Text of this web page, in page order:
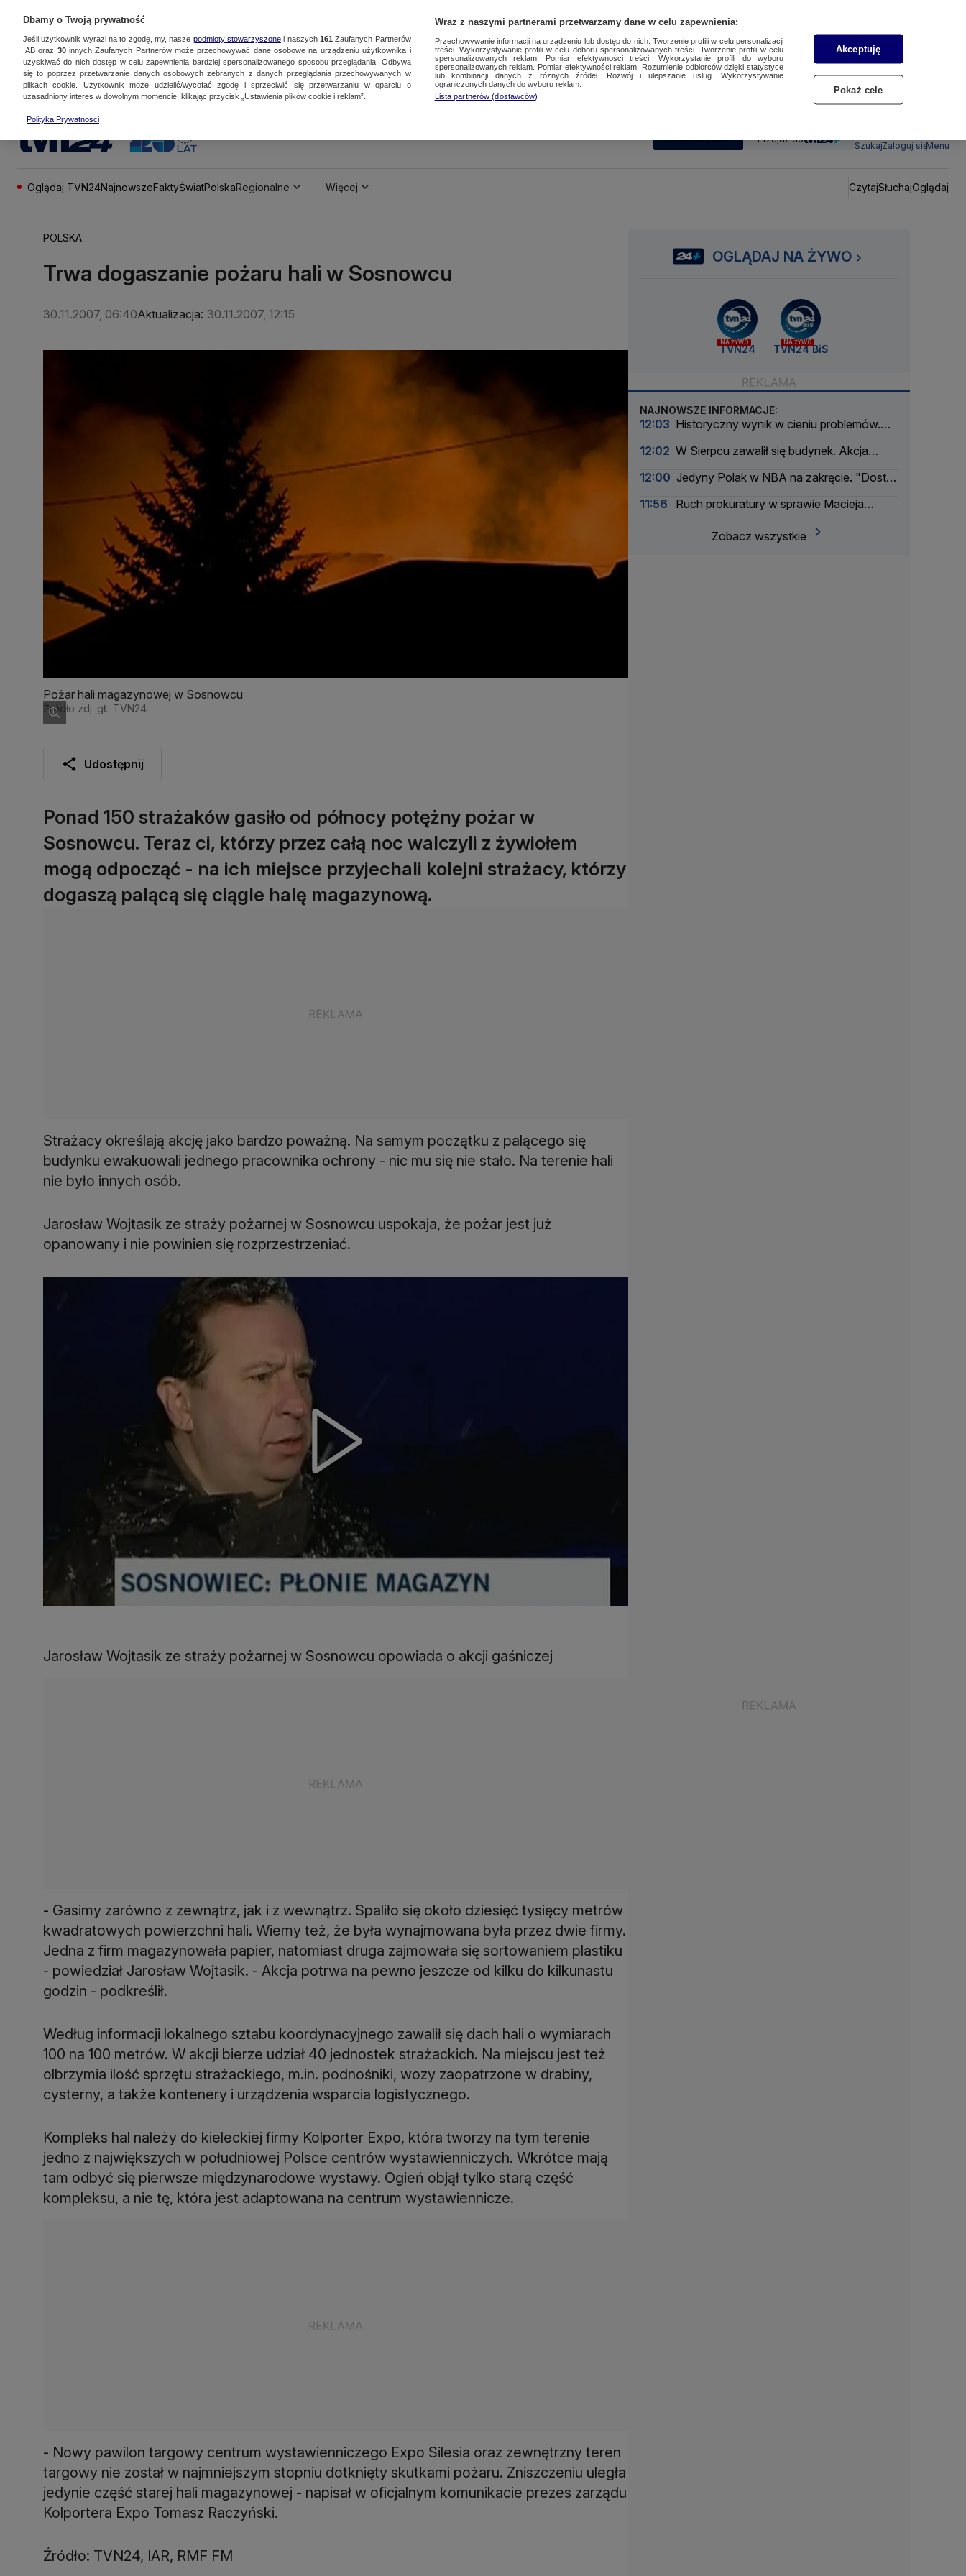
SUBSKRYBUJ Przejdź do
SzukajZaloguj sięMenu
Oglądaj TVN24NajnowszeFaktyŚwiatPolskaRegionalne Więcej CzytajSłuchajOglądaj
POLSKA
Trwa dogaszanie pożaru hali w Sosnowcu
30.11.2007, 06:40Aktualizacja: 30.11.2007, 12:15
Pożar hali magazynowej w Sosnowcu
Źródło zdj. gł.: TVN24
Udostępnij
Ponad 150 strażaków gasiło od północy potężny pożar w
Sosnowcu. Teraz ci, którzy przez całą noc walczyli z żywiołem
mogą odpocząć - na ich miejsce przyjechali kolejni strażacy, którzy
dogaszą palącą się ciągle halę magazynową.
Strażacy określają akcję jako bardzo poważną. Na samym początku z palącego się
budynku ewakuowali jednego pracownika ochrony - nic mu się nie stało. Na terenie hali
nie było innych osób.
Jarosław Wojtasik ze straży pożarnej w Sosnowcu uspokaja, że pożar jest już
opanowany i nie powinien się rozprzestrzeniać.
Jarosław Wojtasik ze straży pożarnej w Sosnowcu opowiada o akcji gaśniczej
- Gasimy zarówno z zewnątrz, jak i z wewnątrz. Spaliło się około dziesięć tysięcy metrów
kwadratowych powierzchni hali. Wiemy też, że była wynajmowana była przez dwie firmy.
Jedna z firm magazynowała papier, natomiast druga zajmowała się sortowaniem plastiku
- powiedział Jarosław Wojtasik. - Akcja potrwa na pewno jeszcze od kilku do kilkunastu
godzin - podkreślił.
Według informacji lokalnego sztabu koordynacyjnego zawalił się dach hali o wymiarach
100 na 100 metrów. W akcji bierze udział 40 jednostek strażackich. Na miejscu jest też
olbrzymia ilość sprzętu strażackiego, m.in. podnośniki, wozy zaopatrzone w drabiny,
cysterny, a także kontenery i urządzenia wsparcia logistycznego.
Kompleks hal należy do kieleckiej firmy Kolporter Expo, która tworzy na tym terenie
jedno z największych w południowej Polsce centrów wystawienniczych. Wkrótce mają
tam odbyć się pierwsze międzynarodowe wystawy. Ogień objął tylko starą część
kompleksu, a nie tę, która jest adaptowana na centrum wystawiennicze.
- Nowy pawilon targowy centrum wystawienniczego Expo Silesia oraz zewnętrzny teren
targowy nie został w najmniejszym stopniu dotknięty skutkami pożaru. Zniszczeniu uległa
jedynie część starej hali magazynowej - napisał w oficjalnym komunikacie prezes zarządu
Kolportera Expo Tomasz Raczyński.
Źródło: TVN24, IAR, RMF FM
OGLĄDAJ NA ŻYWO
NA ŻYWO
TVN24
NA ŻYWO
TVN24 BiS
NAJNOWSZE INFORMACJE:
12:03 Historyczny wynik w cieniu problemów.
12:02 W Sierpcu zawalił się budynek. Akcja
12:00 Jedyny Polak w NBA na zakręcie. "Dostał
11:56
Ruch prokuratury w sprawie Macieja
Zobacz wszystkie
Dbamy o Twoją prywatność
Jeśli użytkownik wyrazi na to zgodę, my, nasze podmioty stowarzyszonei naszych 161 Zaufanych Partnerów
IAB oraz 30innych Zaufanych Partnerów może przechowywać dane osobowe na urządzeniu użytkownika i
uzyskiwać do nich dostęp w celu zapewnienia bardziej spersonalizowanego sposobu przeglądania. Odbywa
się to poprzez przetwarzanie danych osobowych zebranych z danych przeglądania przechowywanych w
plikach cookie. Użytkownik może udzielić/wycofać zgodę i sprzeciwić się przetwarzaniu w oparciu o
uzasadniony interes w dowolnym momencie, klikając przycisk „Ustawienia plików cookie i reklam”.
Polityka Prywatności
Wraz z naszymi partnerami przetwarzamy dane w celu zapewnienia:
Przechowywanie informacji na urządzeniu lub dostęp do nich. Tworzenie profili w celu personalizacji
treści. Wykorzystywanie profili w celu doboru spersonalizowanych treści. Tworzenie profili w celu
spersonalizowanych reklam. Pomiar efektywności treści. Wykorzystanie profili do wyboru
spersonalizowanych reklam. Pomiar efektywności reklam. Rozumienie odbiorców dzięki statystyce
lub kombinacji danych z różnych źródeł. Rozwój i ulepszanie usług. Wykorzystywanie
ograniczonych danych do wyboru reklam.
Lista partnerów (dostawców)
Akceptuję
Pokaż cele